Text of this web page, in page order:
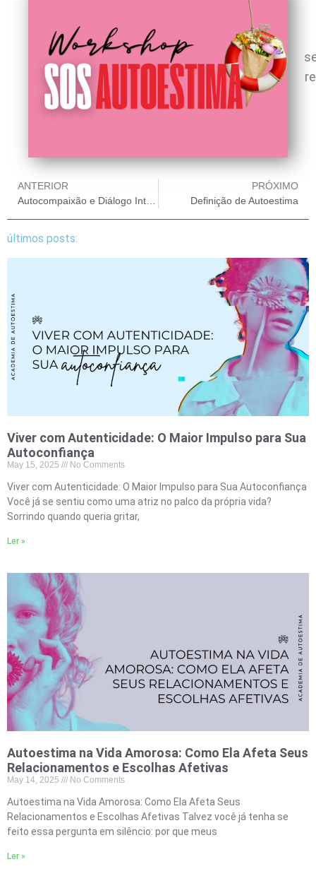
ANTERIOR
Autocompaixão e Diálogo Interno Positivo na Autoestima
PRÓXIMO
Definição de Autoestima
últimos posts:
Viver com Autenticidade: O Maior Impulso para Sua
Autoconfiança
May 15, 2025 No Comments
Viver com Autenticidade: O Maior Impulso para Sua Autoconfiança
Você já se sentiu como uma atriz no palco da própria vida?
Sorrindo quando queria gritar,
Ler »
Autoestima na Vida Amorosa: Como Ela Afeta Seus
Relacionamentos e Escolhas Afetivas
May 14, 2025 No Comments
Autoestima na Vida Amorosa: Como Ela Afeta Seus
Relacionamentos e Escolhas Afetivas Talvez você já tenha se
feito essa pergunta em silêncio: por que meus
Ler »